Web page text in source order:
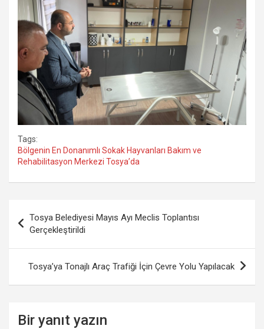
Tags:
Bölgenin En Donanımlı Sokak Hayvanları Bakım ve
Rehabilitasyon Merkezi Tosya’da
gezinmesi
Tosya Belediyesi Mayıs Ayı Meclis Toplantısı
Gerçekleştirildi
Tosya’ya Tonajlı Araç Trafiği İçin Çevre Yolu Yapılacak
Bir yanıt yazın